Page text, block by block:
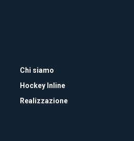
Chi siamo
Hockey Inline
Realizzazione